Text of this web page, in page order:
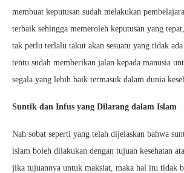
membuat keputusan sudah melakukan
terbaik sehingga memeroleh keputusan yang
tak perlu terlalu takut akan sesuatu yang tidak
tentu sudah memberikan jalan kepada manusia
segala yang lebih baik termasuk dalam dunia
Suntik dan Infus yang Dilarang dalam Islam
Nah sobat seperti yang telah dijelaskan bahwa
islam boleh dilakukan dengan tujuan kesehatan
jika tujuannya untuk maksiat, maka hal itu tidak